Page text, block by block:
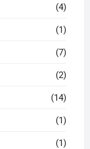
(4)
(1)
(7)
(2)
(14)
(1)
(1)